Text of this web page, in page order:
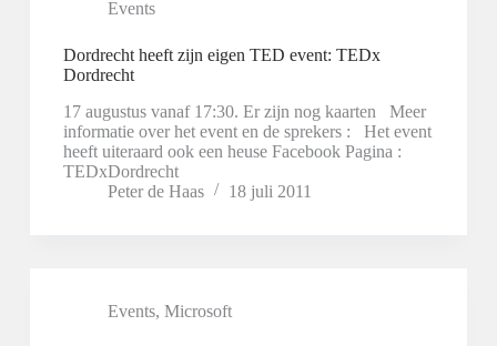
Events
Dordrecht heeft zijn eigen TED event: TEDx
Dordrecht
17 augustus vanaf 17:30. Er zijn nog kaarten Meer
informatie over het event en de sprekers : Het event
heeft uiteraard ook een heuse Facebook Pagina :
TEDxDordrecht
Peter de Haas
18 juli 2011
Events, Microsoft